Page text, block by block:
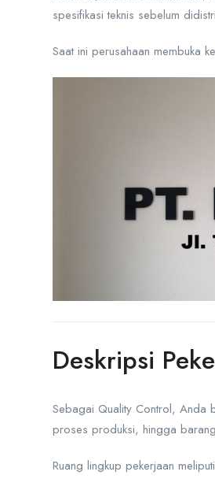
spesifikasi teknis sebelum
Saat ini perusahaan membuka
Deskripsi
Sebagai Quality Control, Anda
proses produksi, hingga
Ruang lingkup pekerjaan